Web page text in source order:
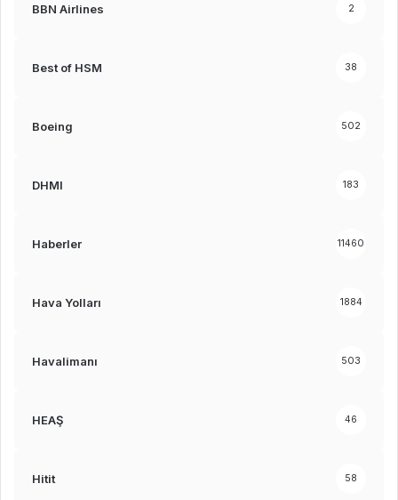
BBN Airlines 2
Best of HSM 38
Boeing 502
DHMI 183
Haberler 11460
Hava Yolları 1884
Havalimanı 503
HEAŞ 46
Hitit 58